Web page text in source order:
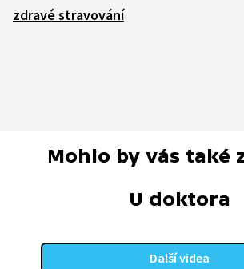
zdravé stravování
Mohlo by vás také
U doktora
Další videa